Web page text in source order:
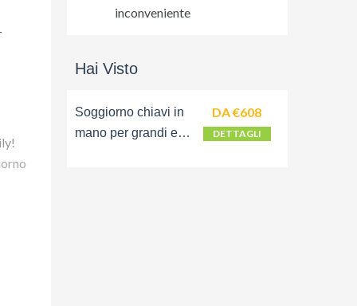
inconveniente
Hai Visto
Soggiorno chiavi in
mano per grandi e
DA €608
DETTAGLI